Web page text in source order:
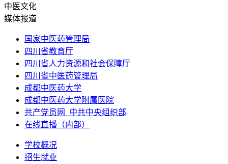
中医文化
媒体报道
国家中医药管理局
四川省教育厅
四川省人力资源和社会保障厅
四川省中医药管理局
成都中医药大学
成都中医药大学附属医院
共产党员网_中共中央组织部
在线直播（内部）
学校概况
招生就业